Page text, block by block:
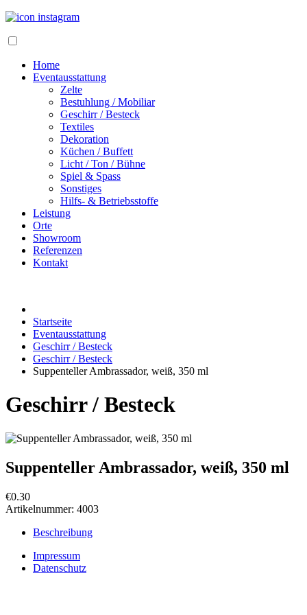
Home
Eventausstattung
Zelte
Bestuhlung / Mobiliar
Geschirr / Besteck
Textiles
Dekoration
Küchen / Buffett
Licht / Ton / Bühne
Spiel & Spass
Sonstiges
Hilfs- & Betriebsstoffe
Leistung
Orte
Showroom
Referenzen
Kontakt
Startseite
Eventausstattung
Geschirr / Besteck
Geschirr / Besteck
Suppenteller Ambrassador, weiß, 350 ml
Geschirr / Besteck
Suppenteller Ambrassador, weiß, 350 ml
€0.30
Artikelnummer: 4003
Beschreibung
Impressum
Datenschutz